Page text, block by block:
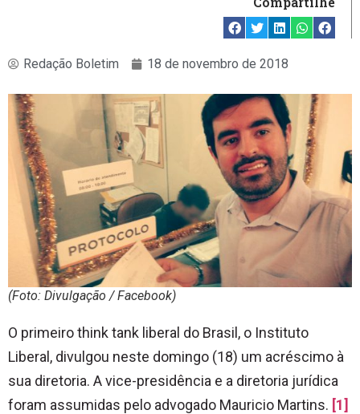
Redação Boletim 18 de novembro de 2018
(Foto: Divulgação / Facebook)
O primeiro think tank liberal do Brasil, o Instituto
Liberal, divulgou neste domingo (18) um acréscimo à
sua diretoria. A vice-presidência e a diretoria jurídica
foram assumidas pelo advogado Mauricio Martins. [1]